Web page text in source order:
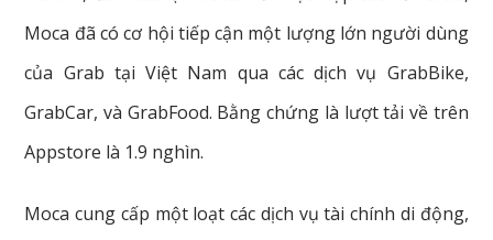
Moca đã có cơ hội tiếp cận một lượng lớn người dùng
của Grab tại Việt Nam qua các dịch vụ GrabBike,
GrabCar, và GrabFood. Bằng chứng là lượt tải về trên
Appstore là 1.9 nghìn.
Moca cung cấp một loạt các dịch vụ tài chính di động,